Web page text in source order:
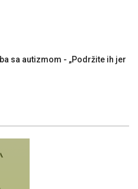
sa autizmom - „Podržite ih jer